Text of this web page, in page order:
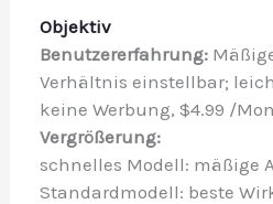
Objektiv
Benutzererfahrung:
Verhältnis einstellbar;
keine Werbung, $4.99 /
Vergrößerung:
schnelles Modell: mäßige
Standardmodell: beste